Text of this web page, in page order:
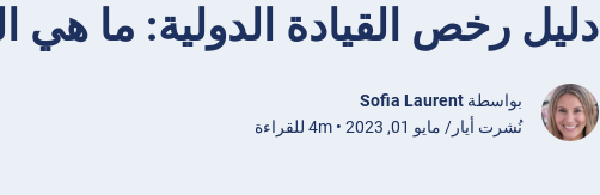
دليل رخص القيادة الدولية: ما هي
بواسطة Sofia Laurent
نُشرت أيار/ مايو 01, 2023 • 4m للقراءة